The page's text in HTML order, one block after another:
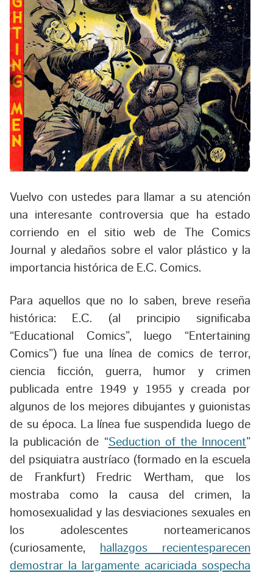
Vuelvo con ustedes para llamar a su atención
una interesante controversia que ha estado
corriendo en el sitio web de The Comics
Journal y aledaños sobre el valor plástico y la
importancia histórica de E.C. Comics.
Para aquellos que no lo saben, breve reseña
histórica: E.C. (al principio significaba
“Educational Comics”, luego “Entertaining
Comics”) fue una línea de comics de terror,
ciencia ficción, guerra, humor y crimen
publicada entre 1949 y 1955 y creada por
algunos de los mejores dibujantes y guionistas
de su época. La línea fue suspendida luego de
la publicación de “Seduction of the Innocent”
del psiquiatra austríaco (formado en la escuela
de Frankfurt) Fredric Wertham, que los
mostraba como la causa del crimen, la
homosexualidad y las desviaciones sexuales en
los adolescentes norteamericanos
(curiosamente,
hallazgos recientesparecen
demostrar la largamente acariciada sospecha